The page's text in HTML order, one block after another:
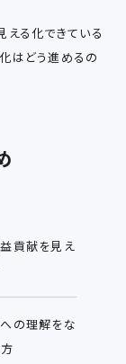
える化できている
はどう進めるの
貢献を見え
の理解をな